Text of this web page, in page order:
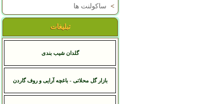
> ساکولنت ها
تبلیغات
گلدان شیب بندی
بازار گل محلاتی - باغچه آرایی و روف گاردن